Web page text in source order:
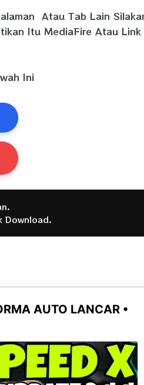
Atau Tab Lain
Itu MediaFire Atau Link
Ini
Download.
AUTO LANCAR •